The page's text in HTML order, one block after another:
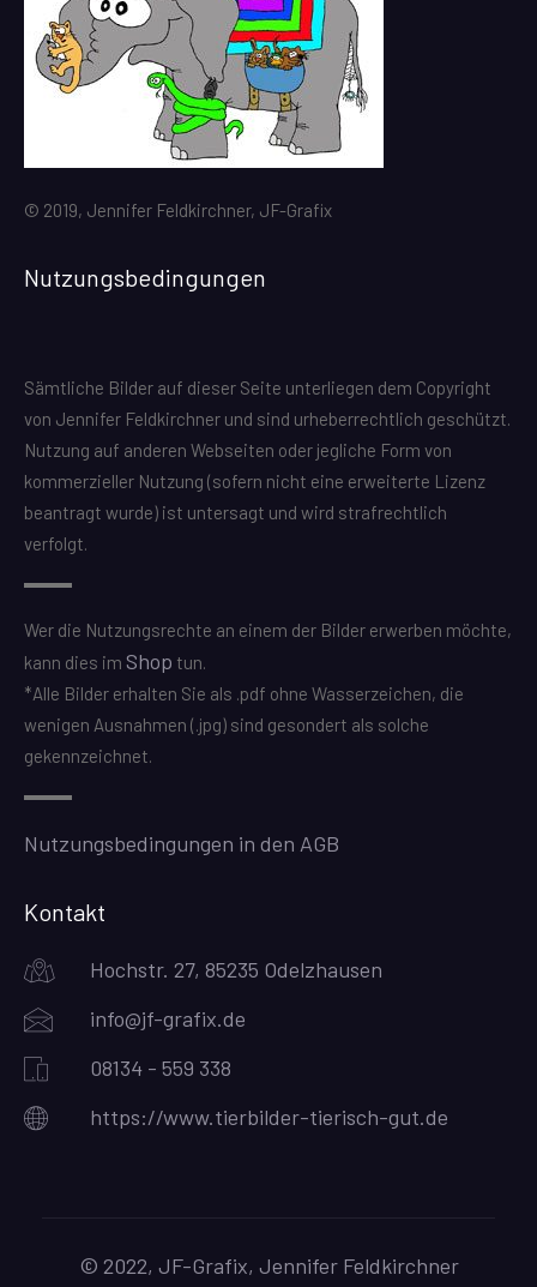
© 2019, Jennifer Feldkirchner, JF-Grafix
Nutzungsbedingungen
Sämtliche Bilder auf dieser Seite unterliegen dem Copyright
von Jennifer Feldkirchner und sind urheberrechtlich geschützt.
Nutzung auf anderen Webseiten oder jegliche Form von
kommerzieller Nutzung (sofern nicht eine erweiterte Lizenz
beantragt wurde) ist untersagt und wird strafrechtlich
verfolgt.
Wer die Nutzungsrechte an einem der Bilder erwerben möchte,
kann dies im Shop tun.
*Alle Bilder erhalten Sie als .pdf ohne Wasserzeichen, die
wenigen Ausnahmen (.jpg) sind gesondert als solche
gekennzeichnet.
Nutzungsbedingungen in den AGB
Kontakt
Hochstr. 27, 85235 Odelzhausen
info@jf-grafix.de
08134 - 559 338
https://www.tierbilder-tierisch-gut.de
© 2022, JF-Grafix, Jennifer Feldkirchner